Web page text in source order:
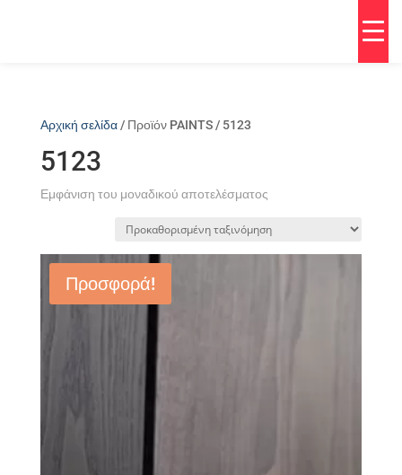
Αρχική σελίδα/ Προϊόν PAINTS / 5123
5123
Εμφάνιση του μοναδικού αποτελέσματος
Προσφορά!